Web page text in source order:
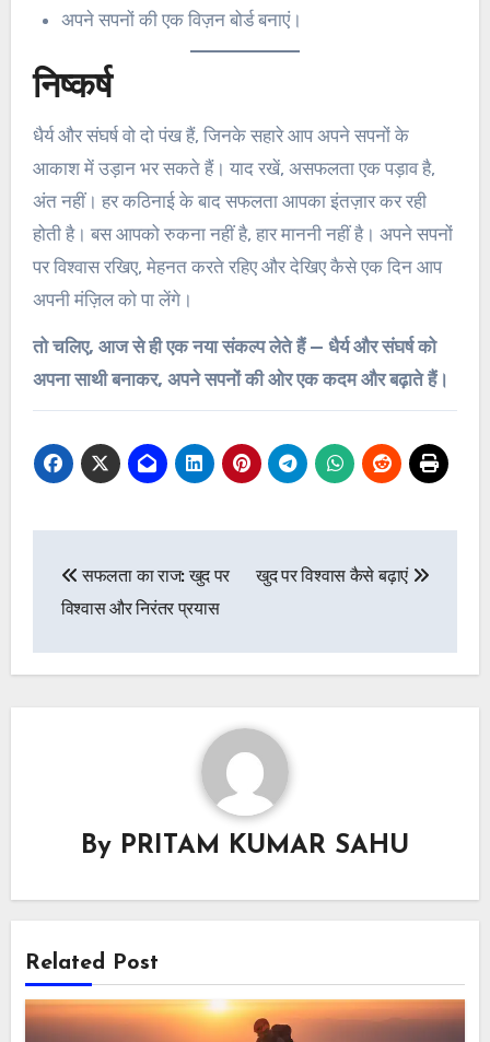
अपने सपनों की एक विज़न बोर्ड बनाएं।
निष्कर्ष
धैर्य और संघर्ष वो दो पंख हैं, जिनके सहारे आप अपने सपनों के
आकाश में उड़ान भर सकते हैं। याद रखें, असफलता एक पड़ाव है,
अंत नहीं। हर कठिनाई के बाद सफलता आपका इंतज़ार कर रही
होती है। बस आपको रुकना नहीं है, हार माननी नहीं है। अपने सपनों
पर विश्वास रखिए, मेहनत करते रहिए और देखिए कैसे एक दिन आप
अपनी मंज़िल को पा लेंगे।
तो चलिए, आज से ही एक नया संकल्प लेते हैं — धैर्य और संघर्ष को
अपना साथी बनाकर, अपने सपनों की ओर एक कदम और बढ़ाते हैं।
navigation
सफलता का राज: खुद पर
विश्वास और निरंतर प्रयास
खुद पर विश्वास कैसे बढ़ाएं
By PRITAM KUMAR SAHU
Related Post